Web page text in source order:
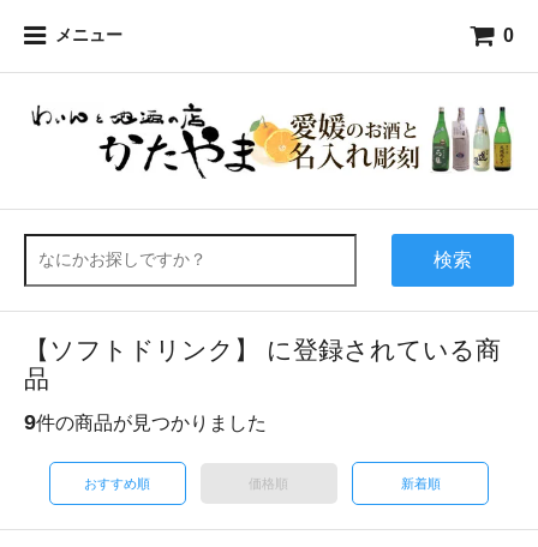
メニュー 0
検索
【ソフトドリンク】 に登録されている商
品
9件の商品が見つかりました
おすすめ順 価格順 新着順